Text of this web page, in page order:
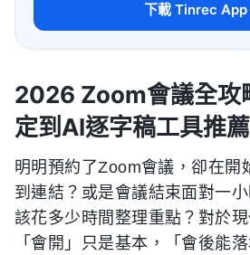
下載 Tinrec App
2026 Zoom會議全攻
定到AI逐字稿工具推薦
明明預約了Zoom會議，卻在開
到連結？或是會議結束面對一
該花多少時間整理重點？對於現
「會開」只是基本，「會後能